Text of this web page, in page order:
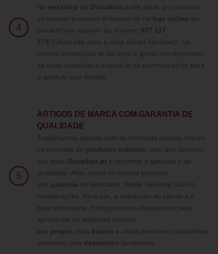
4
Na sexshop da Ousadias pode optar por comprar
os nossos produtos diretamente na loja online ou
por telefone através do número 937 117
375 (Chamada para a rede móvel nacional)
. Os
nossos comerciais terão todo o gosto em responder
ás suas questões e colocá-lo no caminho certo para
o produto que deseja.
5
ARTIGOS DE MARCA COM GARANTIA DE
QUALIDADE
Trabalhamos apenas com as melhores marcas líderes
no mercado de produtos eróticos , pelo que comprar
sex shop Ousadias.pt é sinónimo e garantia e de
qualidade. Aliás, todos os nossos produtos
têm garantia do fabricante. Nesta SexShop não há
complicações. Para nós, a satisfação do cliente é o
mais importante. Esforçamo-nos diariamente para
apresentar as melhores marcas
aos preços mais baixos e ainda promover campanhas
semanais com descontos fantásticos.